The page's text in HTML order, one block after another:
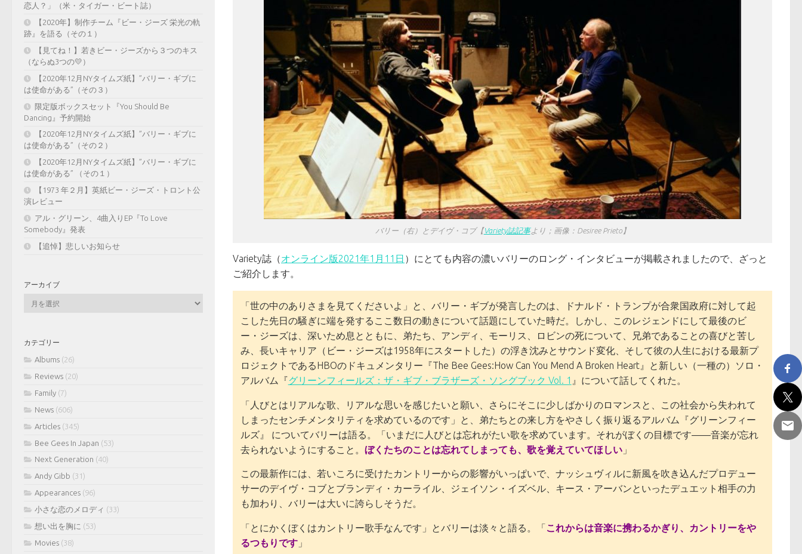
バリー（右）とデイヴ・コブ【Variety誌記事より；画像：Desiree Prieto】
Variety誌（オンライン版2021年1月11日 ）にとても内容の濃いバリーのロング・インタビューが掲載されましたので、ざっと
ご紹介します。
「世の中のありさまを見てくださいよ」と、バリー・ギブが発言したのは、ドナルド・トランプが合衆国政府に対して起
こした先日の騒ぎに端を発するここ数日の動きについて話題にしていた時だ。しかし、このレジェンドにして最後のビ
ー・ジーズは、深いため息とともに、弟たち、アンディ、モーリス、ロビンの死について、兄弟であることの喜びと苦し
み、長いキャリア（ビー・ジーズは1958年にスタートした）の浮き沈みとサウンド変化、そして彼の人生における最新プ
ロジェクトであるHBOのドキュメンタリー『The Bee Gees:How Can You Mend A Broken Heart』と新しい（一種の）ソロ・
アルバム『グリーンフィールズ：ザ・ギブ・ブラザーズ・ソングブック Vol. 1 』について話してくれた。
「人びとはリアルな歌、リアルな思いを感じたいと願い、さらにそこに少しばかりのロマンスと、この社会から失われて
しまったセンチメンタリティを求めているのです」と、弟たちとの来し方をやさしく振り返るアルバム『グリーンフィー
ルズ』 についてバリーは語る。「いまだに人びとは忘れがたい歌を求めています。それがぼくの目標です――音楽が忘れ
去られないようにすること。 ぼくたちのことは忘れてしまっても、歌を覚えていてほしい」
この最新作には、若いころに受けたカントリーからの影響がいっぱいで、ナッシュヴィルに新風を吹き込んだプロデュー
サーのデイヴ・コブとブランディ・カーライル、ジェイソン・イズベル、キース・アーバンといったデュエット相手の力
も加わり、バリーは大いに誇らしそうだ。
「とにかくぼくはカントリー歌手なんです」とバリーは淡々と語る。「これからは音楽に携わるかぎり、カントリーをや
るつもりです」
恋人？」（米・タイガー・ビート誌）
【2020年】制作チーム『ビー・ジーズ 栄光の軌
跡』を語る（その１）
【見てね！】若きビー・ジーズから３つのキス
（ならぬ3つの💛）
【2020年12月NYタイムズ紙】”バリー・ギブに
は使命がある”（その３）
限定版ボックスセット『You Should Be
Dancing』予約開始
【2020年12月NYタイムズ紙】”バリー・ギブに
は使命がある”（その２）
【2020年12月NYタイムズ紙】”バリー・ギブに
は使命がある” （その１）
【1973 年２月】英紙ビー・ジーズ・トロント公
演レビュー
アル・グリーン、4曲入りEP『To Love
Somebody』発表
【追悼】悲しいお知らせ
アーカイブ
ブ
カテゴリー
Albums (26)
Reviews (20)
Family (7)
News (606)
Articles (345)
Bee Gees In Japan (53)
Next Generation (40)
Andy Gibb (31)
Appearances (96)
小さな恋のメロディ (33)
想い出を胸に (53)
Movies (38)